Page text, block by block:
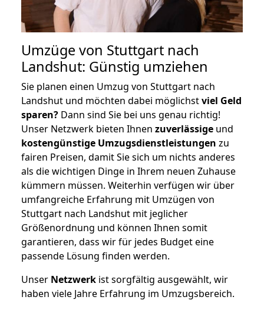
Umzüge von Stuttgart nach
Landshut: Günstig umziehen
Sie planen einen Umzug von Stuttgart nach
Landshut und möchten dabei möglichstviel Geld
sparen? Dann sind Sie bei uns genau richtig!
Unser Netzwerk bieten Ihnen zuverlässige und
kostengünstige Umzugsdienstleistungen zu
fairen Preisen, damit Sie sich um nichts anderes
als die wichtigen Dinge in Ihrem neuen Zuhause
kümmern müssen. Weiterhin verfügen wir über
umfangreiche Erfahrung mit Umzügen von
Stuttgart nach Landshut mit jeglicher
Größenordnung und können Ihnen somit
garantieren, dass wir für jedes Budget eine
passende Lösung finden werden.
Unser Netzwerk ist sorgfältig ausgewählt, wir
haben viele Jahre Erfahrung im Umzugsbereich.